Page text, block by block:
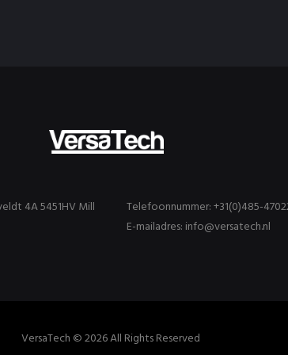
Telefoonnummer: +31(0)485-
E-mailadres: info@versatech.nl
4A 5451HV Mill
VersaTech © 2026 All Rights Reserved